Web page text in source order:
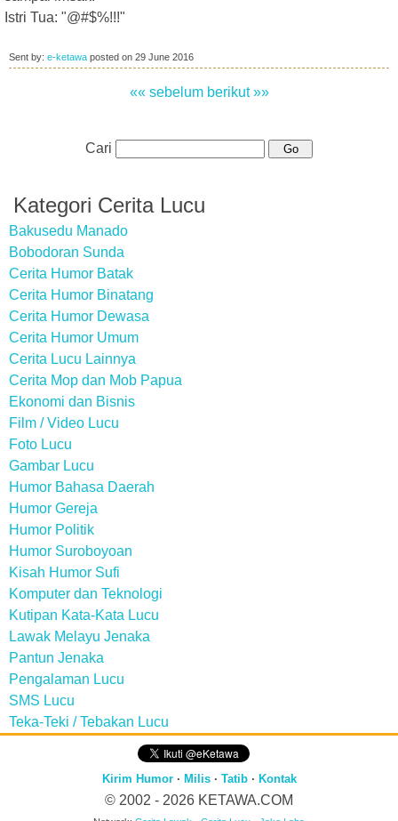
Istri Tua: "@#$%!!!"
Sent by: e-ketawa posted on 29 June 2016
«« sebelum berikut »»
Cari
Kategori Cerita Lucu
Bakusedu Manado
Bobodoran Sunda
Cerita Humor Batak
Cerita Humor Binatang
Cerita Humor Dewasa
Cerita Humor Umum
Cerita Lucu Lainnya
Cerita Mop dan Mob Papua
Ekonomi dan Bisnis
Film / Video Lucu
Foto Lucu
Gambar Lucu
Humor Bahasa Daerah
Humor Gereja
Humor Politik
Humor Suroboyoan
Kisah Humor Sufi
Komputer dan Teknologi
Kutipan Kata-Kata Lucu
Lawak Melayu Jenaka
Pantun Jenaka
Pengalaman Lucu
SMS Lucu
Teka-Teki / Tebakan Lucu
Kirim Humor· Milis· Tatib· Kontak
© 2002 - 2026 KETAWA.COM